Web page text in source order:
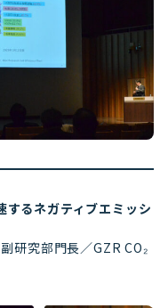
するネガティブエミッシ
研究部門長／GZR CO₂